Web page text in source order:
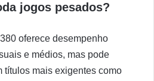
jogos pesados?
oferece desempenho
e médios, mas pode
títulos mais exigentes como